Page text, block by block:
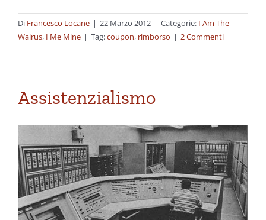
Di Francesco Locane | 22 Marzo 2012 | Categorie: I Am The
Walrus, I Me Mine | Tag:coupon, rimborso | 2 Commenti
Assistenzialismo